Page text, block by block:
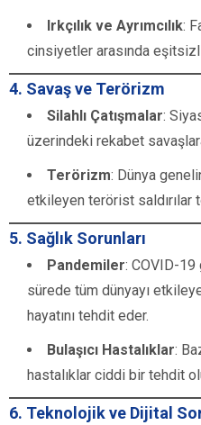
Irkçılık ve Ayrımcılık:
cinsiyetler arasında
4. Savaş ve Terörizm
Silahlı Çatışmalar:
üzerindeki rekabet
Terörizm: Dünya
etkileyen terörist saldırılar
5. Sağlık Sorunları
Pandemiler: COVID-19
sürede tüm dünyayı
hayatını tehdit eder.
Bulaşıcı Hastalıklar:
hastalıklar ciddi bir tehdit
6. Teknolojik ve Dijital